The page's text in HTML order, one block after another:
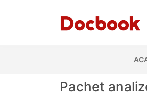
Pachet